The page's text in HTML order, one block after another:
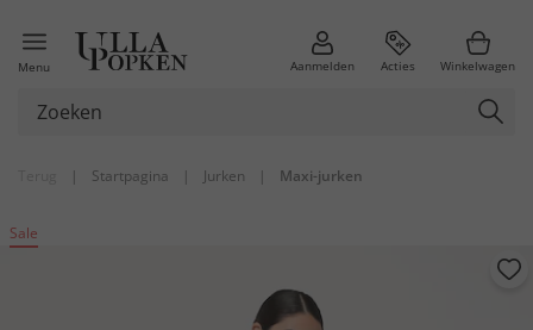
Menu Aanmelden Acties Winkelwagen
| Startpagina | Jurken | Maxi-jurken
Sale